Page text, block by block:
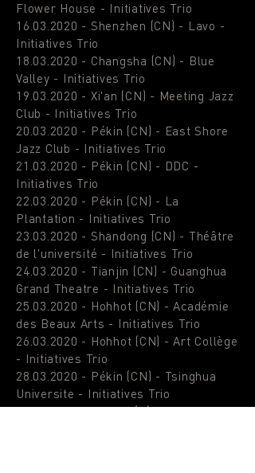
Flower House - Initiatives Trio
16.03.2020 - Shenzhen (CN) - Lavo -
Initiatives Trio
18.03.2020 - Changsha (CN) - Blue
Valley - Initiatives Trio
19.03.2020 - Xi'an (CN) - Meeting Jazz
Club - Initiatives Trio
20.03.2020 - Pékin (CN) - East Shore
Jazz Club - Initiatives Trio
21.03.2020 - Pékin (CN) - DDC -
Initiatives Trio
22.03.2020 - Pékin (CN) - La
Plantation - Initiatives Trio
23.03.2020 - Shandong (CN) - Théâtre
de l'université - Initiatives Trio
24.03.2020 - Tianjin (CN) - Guanghua
Grand Theatre - Initiatives Trio
25.03.2020 - Hohhot (CN) - Académie
des Beaux Arts - Initiatives Trio
26.03.2020 - Hohhot (CN) - Art Collège
- Initiatives Trio
28.03.2020 - Pékin (CN) - Tsinghua
Universite - Initiatives Trio
03.04.2020- Woippy (F) - Auditorium -